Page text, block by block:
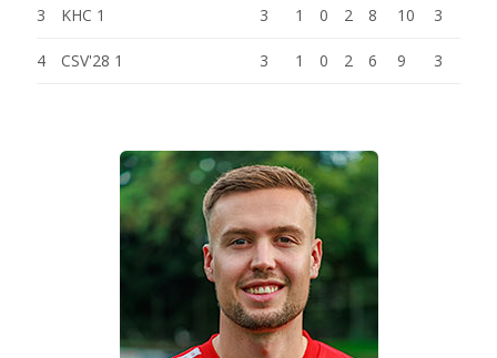
3 KHC 1 3 1 0 2 8 10 3
4 CSV'28 1 3 1 0 2 6 9 3